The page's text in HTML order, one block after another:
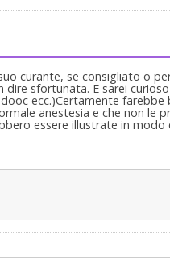
loco-regionale che
del ramo mandibolare), da
esempio la lingua (nervo
Lasci perdere la pasta
assolutamente tossica
grandi linee, non noto
di devitalizzare il 37 e
non posso certo essere io
specifica (non potrei
questa mia risposta.
curante, se consigliato o
sfortunata. E sarei
ecc.)Certamente farebbe
anestesia e che non le
essere illustrate in